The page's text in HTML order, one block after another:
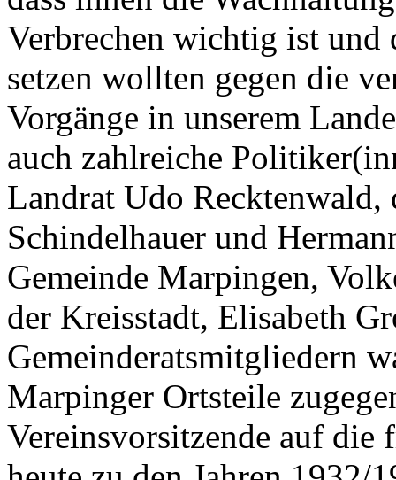
Verbrechen wichtig ist und
setzen wollten gegen die
Vorgänge in unserem
auch zahlreiche
Landrat Udo Recktenwald,
Schindelhauer und
Gemeinde Marpingen,
der Kreisstadt, Elisabeth
Gemeinderatsmitgliedern
Marpinger Ortsteile
Vereinsvorsitzende auf